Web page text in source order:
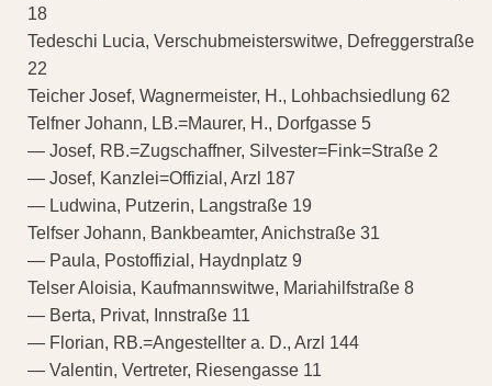
18
Tedeschi Lucia, Verschubmeisterswitwe, Defreggerstraße
22
Teicher Josef, Wagnermeister, H., Lohbachsiedlung 62
Telfner Johann, LB.=Maurer, H., Dorfgasse 5
— Josef, RB.=Zugschaffner, Silvester=Fink=Straße 2
— Josef, Kanzlei=Offizial, Arzl 187
— Ludwina, Putzerin, Langstraße 19
Telfser Johann, Bankbeamter, Anichstraße 31
— Paula, Postoffizial, Haydnplatz 9
Telser Aloisia, Kaufmannswitwe, Mariahilfstraße 8
— Berta, Privat, Innstraße 11
— Florian, RB.=Angestellter a. D., Arzl 144
— Valentin, Vertreter, Riesengasse 11